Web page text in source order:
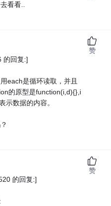
看看..
的回复:]
each是循环读取，并且
的原型是function(i,d){},i
示数据的内容。
赞
的回复:]
赞